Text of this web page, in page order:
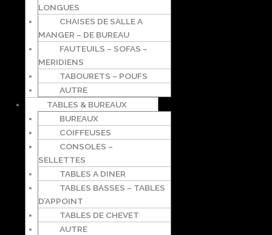
LONGUES
CHAISES DE SALLE A
MANGER – DE BUREAU
FAUTEUILS – SOFAS –
MERIDIENS
TABOURETS – POUFS
AUTRE
TABLES & BUREAUX
BUREAUX
COIFFEUSES
CONSOLES –
SELLETTES
TABLES A DINER
TABLES BASSES – TABLES
D’APPOINT
TABLES DE CHEVET
AUTRE